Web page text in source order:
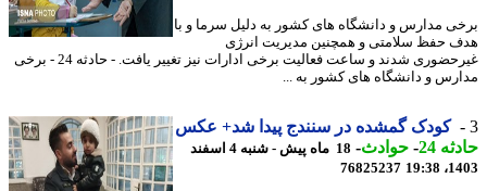
مدارس و دانشگاه های کشور به دلیل سرما و با
حفظ سلامتی و همچنین مدیریت انرژی
غیرحضوری شدند و ساعت فعالیت برخی ادارات نیز تغییر یافت. - حادثه 24 - برخی
و دانشگاه های کشور به ...
کودک گمشده در سنندج پیدا شد+ عکس
24
-حوادث -
18 ماه پیش - شنبه 4 اسفند
76825237